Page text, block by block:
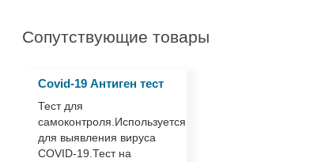
Сопутствующие товары